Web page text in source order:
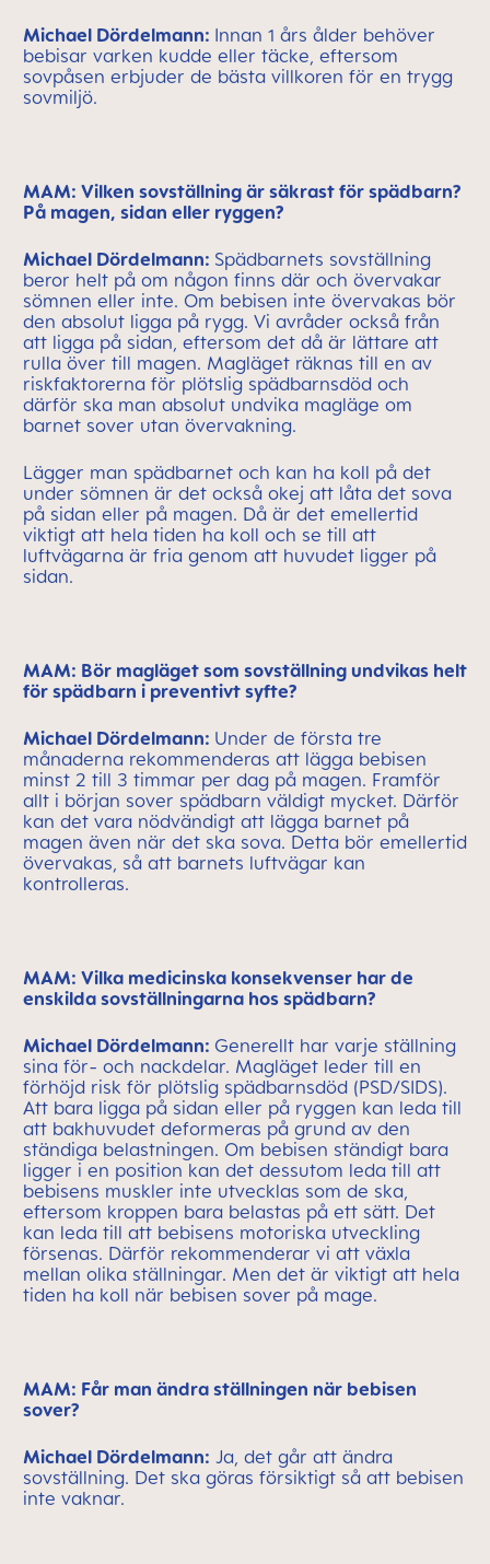
Michael Dördelmann: Innan 1 års ålder behöver
bebisar varken kudde eller täcke, eftersom
sovpåsen erbjuder de bästa villkoren för en trygg
sovmiljö.
MAM: Vilken sovställning är säkrast för spädbarn?
På magen, sidan eller ryggen?
Michael Dördelmann: Spädbarnets sovställning
beror helt på om någon finns där och övervakar
sömnen eller inte. Om bebisen inte övervakas bör
den absolut ligga på rygg. Vi avråder också från
att ligga på sidan, eftersom det då är lättare att
rulla över till magen. Magläget räknas till en av
riskfaktorerna för plötslig spädbarnsdöd och
därför ska man absolut undvika magläge om
barnet sover utan övervakning.
Lägger man spädbarnet och kan ha koll på det
under sömnen är det också okej att låta det sova
på sidan eller på magen. Då är det emellertid
viktigt att hela tiden ha koll och se till att
luftvägarna är fria genom att huvudet ligger på
sidan.
MAM: Bör magläget som sovställning undvikas helt
för spädbarn i preventivt syfte?
Michael Dördelmann: Under de första tre
månaderna rekommenderas att lägga bebisen
minst 2 till 3 timmar per dag på magen. Framför
allt i början sover spädbarn väldigt mycket. Därför
kan det vara nödvändigt att lägga barnet på
magen även när det ska sova. Detta bör emellertid
övervakas, så att barnets luftvägar kan
kontrolleras.
MAM: Vilka medicinska konsekvenser har de
enskilda sovställningarna hos spädbarn?
Michael Dördelmann: Generellt har varje ställning
sina för- och nackdelar. Magläget leder till en
förhöjd risk för plötslig spädbarnsdöd (PSD/SIDS).
Att bara ligga på sidan eller på ryggen kan leda till
att bakhuvudet deformeras på grund av den
ständiga belastningen. Om bebisen ständigt bara
ligger i en position kan det dessutom leda till att
bebisens muskler inte utvecklas som de ska,
eftersom kroppen bara belastas på ett sätt. Det
kan leda till att bebisens motoriska utveckling
försenas. Därför rekommenderar vi att växla
mellan olika ställningar. Men det är viktigt att hela
tiden ha koll när bebisen sover på mage.
MAM: Får man ändra ställningen när bebisen
sover?
Michael Dördelmann: Ja, det går att ändra
sovställning. Det ska göras försiktigt så att bebisen
inte vaknar.